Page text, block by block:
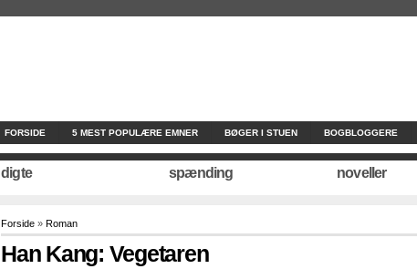
FORSIDE 5 MEST POPULÆRE EMNER BØGER I STUEN BOGBLOGGERE
digte spænding noveller
Forside » Roman
Han Kang: Vegetaren